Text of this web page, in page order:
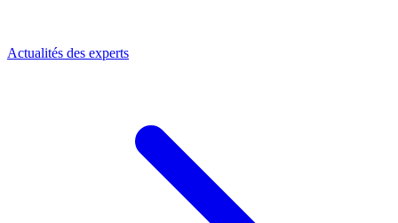
Actualités des experts